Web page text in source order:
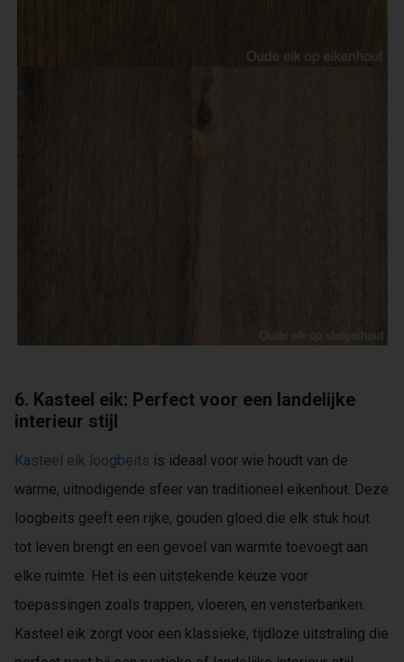
6. Kasteel eik: Perfect voor een landelijke
interieur stijl
Kasteel eik loogbeits is ideaal voor wie houdt van de
warme, uitnodigende sfeer van traditioneel eikenhout. Deze
loogbeits geeft een rijke, gouden gloed die elk stuk hout
tot leven brengt en een gevoel van warmte toevoegt aan
elke ruimte. Het is een uitstekende keuze voor
toepassingen zoals trappen, vloeren, en vensterbanken.
Kasteel eik zorgt voor een klassieke, tijdloze uitstraling die